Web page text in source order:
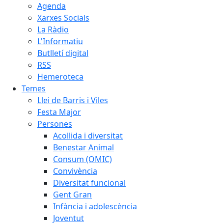
Agenda
Xarxes Socials
La Ràdio
L'Informatiu
Butlletí digital
RSS
Hemeroteca
Temes
Llei de Barris i Viles
Festa Major
Persones
Acollida i diversitat
Benestar Animal
Consum (OMIC)
Convivència
Diversitat funcional
Gent Gran
Infància i adolescència
Joventut